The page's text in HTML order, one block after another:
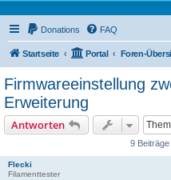
Donations FAQ
Startseite Portal Foren-
Firmwareeinstellung
Erweiterung
Antworten
9 Beiträge
Flecki
Filamenttester